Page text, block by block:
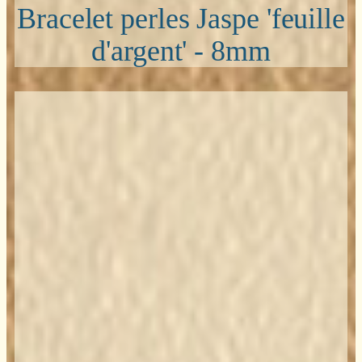
Bracelet perles Jaspe 'feuille
d'argent' - 8mm